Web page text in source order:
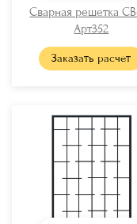
Сварная решетка
Арт352
Заказать расчет